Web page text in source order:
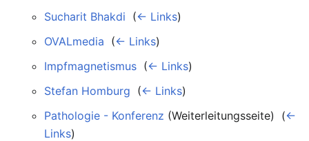
Sucharit Bhakdi (← Links)
OVALmedia (← Links)
Impfmagnetismus (← Links)
Stefan Homburg (← Links)
Pathologie - Konferenz (Weiterleitungsseite) ‎ (←
Links)